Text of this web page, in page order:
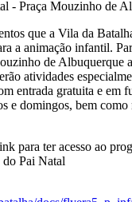
- Praça Mouzinho de
que a Vila da
a animação infantil.
de Albuquerque
atividades
entrada gratuita e em
e domingos, bem
para ter acesso ao
do Pai Natal